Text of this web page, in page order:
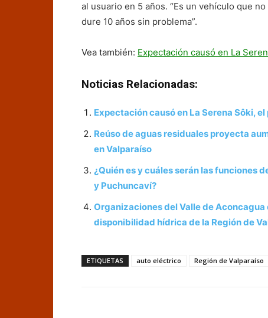
al usuario en 5 años. “Es un vehículo que
dure 10 años sin problema”.
Vea también: Expectación causó en La
Noticias Relacionadas:
Expectación causó en La Serena Sôki,
Reúso de aguas residuales proyecta
en Valparaíso
¿Quién es y cuáles serán las funciones
y Puchuncaví?
Organizaciones del Valle de
disponibilidad hídrica de la Región de
ETIQUETAS auto eléctrico Región de Valparaíso